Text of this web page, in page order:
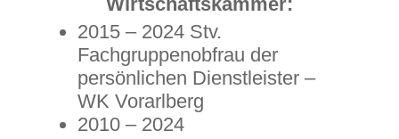
2015 – 2024 Stv.
Fachgruppenobfrau der
persönlichen Dienstleister –
WK Vorarlberg
2010 – 2024